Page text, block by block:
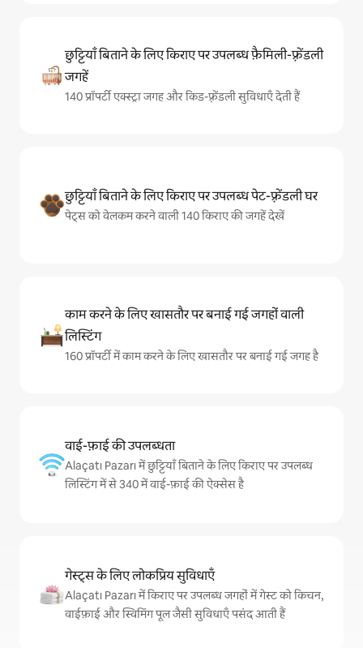
छुट्टियाँ बिताने के लिए किराए पर उपलब्ध फ़ैमिली-फ़्रेंडली
जगहें
140 प्रॉपर्टी एक्स्ट्रा जगह और किड-फ़्रेंडली सुविधाएँ देती हैं
छुट्टियाँ बिताने के लिए किराए पर उपलब्ध पेट-फ़्रेंडली घर
पेट्स को वेलकम करने वाली 140 किराए की जगहें देखें
काम करने के लिए खासतौर पर बनाई गई जगहों वाली
लिस्टिंग
160 प्रॉपर्टी में काम करने के लिए खासतौर पर बनाई गई जगह है
वाई-फ़ाई की उपलब्धता
Alaçatı Pazarı में छुट्टियाँ बिताने के लिए किराए पर उपलब्ध
लिस्टिंग में से 340 में वाई-फ़ाई की ऐक्सेस है
गेस्ट्स के लिए लोकप्रिय सुविधाएँ
Alaçatı Pazarı में किराए पर उपलब्ध जगहों में गेस्ट को किचन,
वाईफ़ाई और स्विमिंग पूल जैसी सुविधाएँ पसंद आती हैं